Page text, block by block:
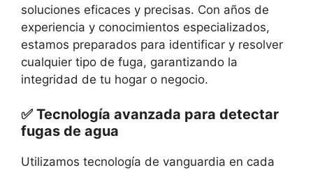
soluciones eficaces y precisas. Con años de
experiencia y conocimientos especializados,
estamos preparados para identificar y resolver
cualquier tipo de fuga, garantizando la
integridad de tu hogar o negocio.
✅ Tecnología avanzada para detectar
fugas de agua
Utilizamos tecnología de vanguardia en cada